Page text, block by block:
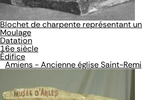
Blochet de charpente représentant
Moulage
Datation
16e siècle
Édifice
Amiens - Ancienne église Saint-Remi